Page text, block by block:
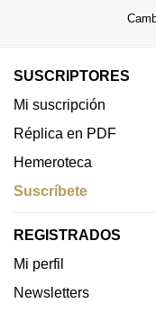
SUSCRIPTORES
Mi suscripción
Réplica en PDF
Hemeroteca
Suscríbete
REGISTRADOS
Mi perfil
Newsletters